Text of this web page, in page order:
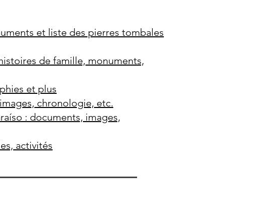
et liste des pierres tombales
de famille, monuments,
et plus
chronologie, etc.
: documents, images,
activités